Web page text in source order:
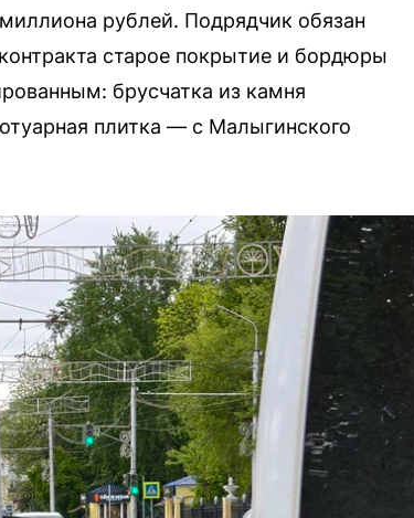
рублей. Подрядчик обязан
старое покрытие и бордюры
брусчатка из камня
плитка — с Малыгинского